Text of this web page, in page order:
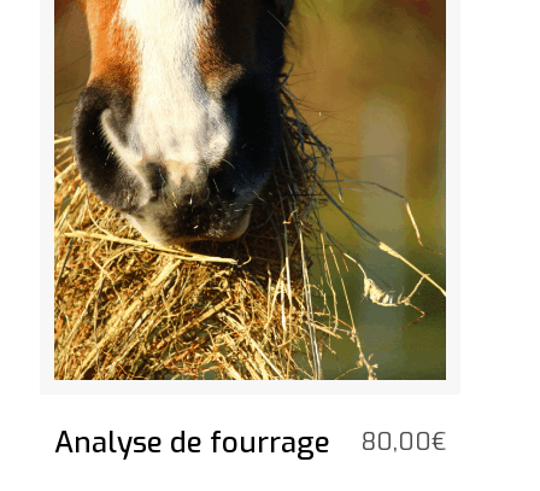
Analyse de fourrage 80,00€